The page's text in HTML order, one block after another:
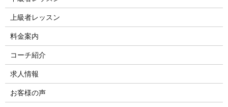
上級者レッスン
料金案内
コーチ紹介
求人情報
お客様の声